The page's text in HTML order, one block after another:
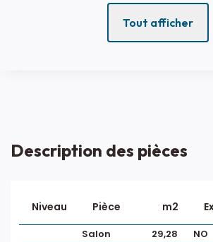
Tout afficher
Description des pièces
Niveau Pièce m2
Salon 29,28 NO